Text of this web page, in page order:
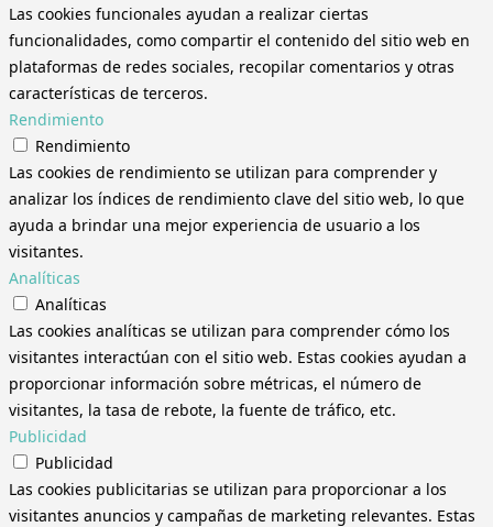
Las cookies funcionales ayudan a realizar ciertas
funcionalidades, como compartir el contenido del sitio web en
plataformas de redes sociales, recopilar comentarios y otras
características de terceros.
Rendimiento
Rendimiento
Las cookies de rendimiento se utilizan para comprender y
analizar los índices de rendimiento clave del sitio web, lo que
ayuda a brindar una mejor experiencia de usuario a los
visitantes.
Analíticas
Analíticas
Las cookies analíticas se utilizan para comprender cómo los
visitantes interactúan con el sitio web. Estas cookies ayudan a
proporcionar información sobre métricas, el número de
visitantes, la tasa de rebote, la fuente de tráfico, etc.
Publicidad
Publicidad
Las cookies publicitarias se utilizan para proporcionar a los
visitantes anuncios y campañas de marketing relevantes. Estas